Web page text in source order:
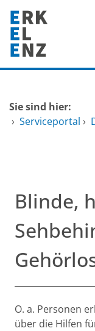
Zum Hauptinhalt
Sie sind hier:
› Serviceportal ›
Blinde,
O. a. Personen
über die Hilfen